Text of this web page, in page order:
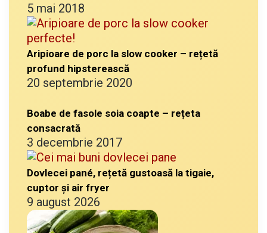
5 mai 2018
Aripioare de porc la slow cooker – rețetă
profund hipsterească
20 septembrie 2020
Boabe de fasole soia coapte – rețeta
consacrată
3 decembrie 2017
Dovlecei pané, rețetă gustoasă la tigaie,
cuptor și air fryer
9 august 2026